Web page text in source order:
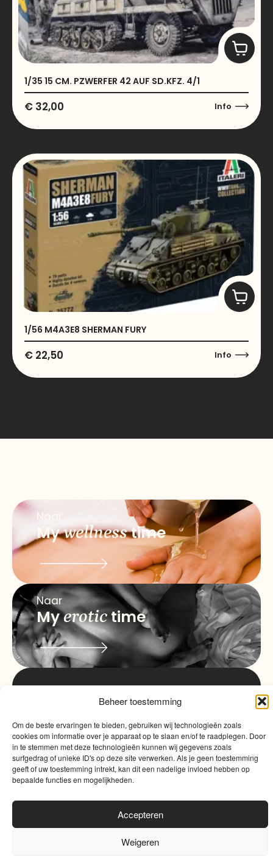
Beheer toestemming
Om de beste ervaringen te bieden, gebruiken wij technologieën zoals
cookies om informatie over je apparaat op te slaan en/of te raadplegen. Door
in te stemmen met deze technologieën kunnen wij gegevens zoals
surfgedrag of unieke ID's op deze site verwerken. Als je geen toestemming
geeft of uw toestemming intrekt, kan dit een nadelige invloed hebben op
bepaalde functies en mogelijkheden.
Accepteren
Weigeren
1/35 15 CM. PZWERFER 42 AUF SD.KFZ. 4/1
€ 32,00 Info
1/56 M4A3E8 SHERMAN FURY
€ 22,50 Info
Naar
Mywellnesstime
Naar
Myerotictime
quality
time Contact
Algemene voorwaarden|Cookies